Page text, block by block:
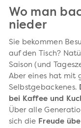
Wo man
nieder
Sie bekommen
auf den Tisch?
Saison (und
Aber eines hat mit
Selbstgebackenes.
bei Kaffee und
Über alle
sich die Freude